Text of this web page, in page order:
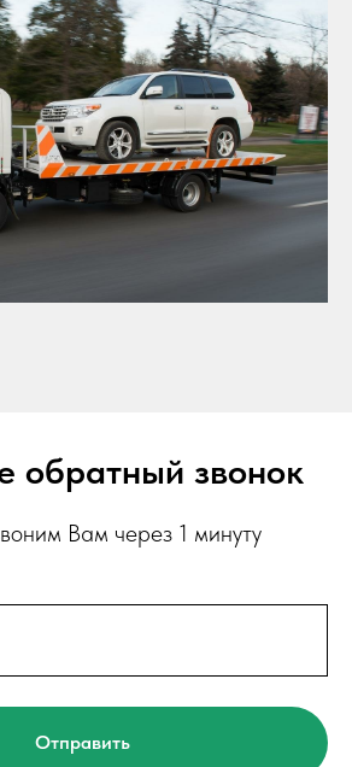
обратный звонок
Вам через 1 минуту
Отправить